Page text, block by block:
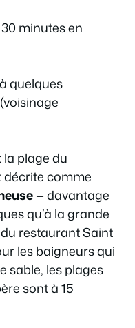
minutes en
quelques
: la plage du
décrite comme
— davantage
qu’à la grande
restaurant Saint
les baigneurs qui
sable, les plages
sont à 15